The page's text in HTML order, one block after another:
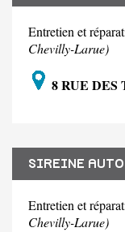
Entretien et
Chevilly-Larue)
8 RUE DES
SIREINE AUTO
Entretien et
Chevilly-Larue)